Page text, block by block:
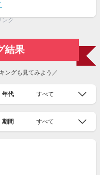
ンク
結果
ングも見てみよう／
年代 すべて
期間 すべて